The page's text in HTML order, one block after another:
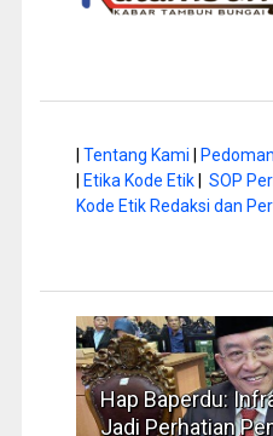
Tentang Kami
Etika Kode Etik| SOP
Kode Etik Redaksi dan
Musim Kemarau,
Pengelolaan